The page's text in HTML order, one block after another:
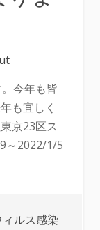
今年も皆
も宜しく
23区ス
～2022/1/5
ルス感染